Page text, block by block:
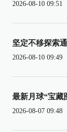
2026-08-10 09:51
坚定不移探索
2026-08-10 09:49
最新月球“宝藏
2026-08-07 09:48